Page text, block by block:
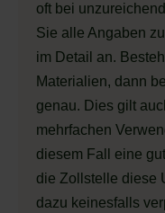
oft bei
Sie alle Angaben
im Detail an.
Materialien, dann
genau. Dies gilt
mehrfachen
diesem Fall eine
die Zollstelle diese
dazu keinesfalls